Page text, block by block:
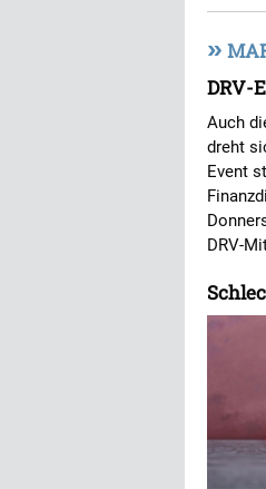
»
DRV-
Auch
dreht
Event
DRV-